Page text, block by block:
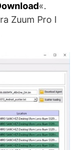
«.
Zuum Pro I